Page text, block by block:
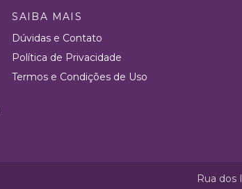
SAIBA MAIS
Dúvidas e Contato
Política de Privacidade
Termos e Condições de Uso
Rua dos